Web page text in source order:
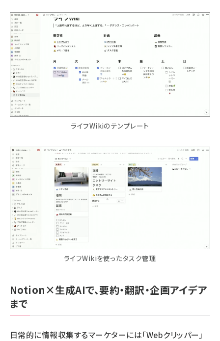
ライフWikiのテンプレート
ライフWikiを使ったタスク管理
Notion×生成AIで、要約・翻訳・企画アイデア
まで
日常的に情報収集するマーケターには「Webクリッパー」